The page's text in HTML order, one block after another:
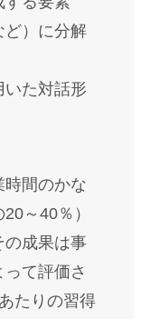
ど）に分解
いた対話形
時間のかな
～40％）
の成果は事
て評価さ
たりの習得